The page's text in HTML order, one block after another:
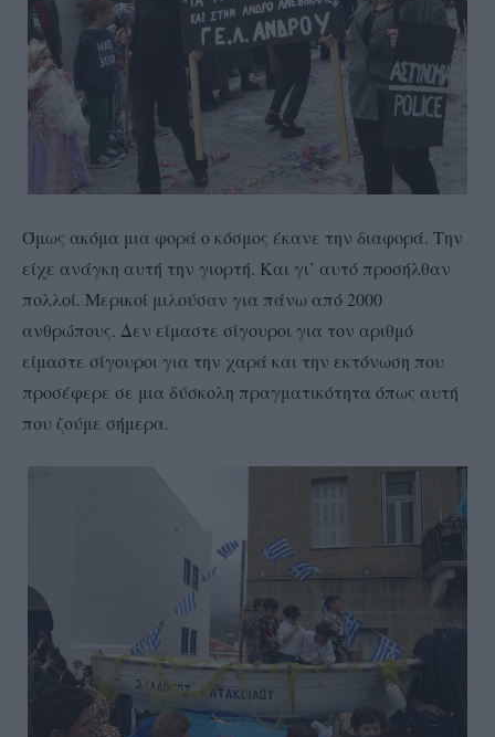
Όμως ακόμα μια φορά ο κόσμος έκανε την διαφορά. Την
είχε ανάγκη αυτή την γιορτή. Και γι’ αυτό προσήλθαν
πολλοί. Μερικοί μιλούσαν για πάνω από 2000
ανθρώπους. Δεν είμαστε σίγουροι για τον αριθμό
είμαστε σίγουροι για την χαρά και την εκτόνωση που
προσέφερε σε μια δύσκολη πραγματικότητα όπως αυτή
που ζούμε σήμερα.